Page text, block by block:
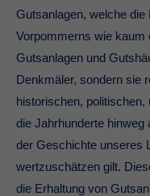
Gutsanlagen, welche
Vorpommerns wie kaum
Gutsanlagen und
Denkmäler, sondern sie
historischen,
die Jahrhunderte hinweg
der Geschichte unseres
wertzuschätzen gilt.
die Erhaltung von